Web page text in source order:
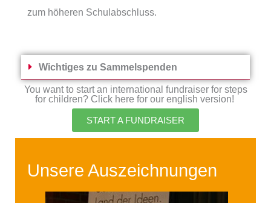
zum höheren Schulabschluss.
Wichtiges zu Sammelspenden
You want to start an international fundraiser for steps
for children? Click here for our english version!
START A FUNDRAISER
Unsere Auszeichnungen